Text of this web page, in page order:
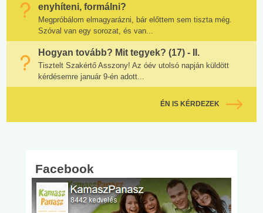
enyhíteni, formálni?
Megpróbálom elmagyarázni, bár előttem sem tiszta még.
Szóval van egy sorozat, és van...
Hogyan tovább? Mit tegyek? (17) - II.
Tisztelt Szakértő Asszony! Az óév utolsó napján küldött
kérdésemre január 9-én adott...
ÉN IS KÉRDEZEK
Facebook